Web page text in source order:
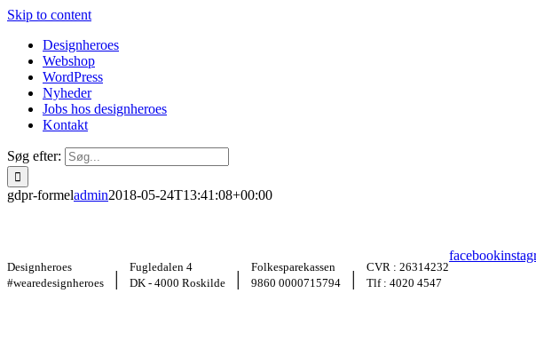
Skip to content
Designheroes
Webshop
WordPress
Nyheder
Jobs hos designheroes
Kontakt
Søg efter:
gdpr-formeladmin2018-05-24T13:41:08+00:00
Designheroes
#wearedesignheroes
|
Fugledalen 4
DK - 4000 Roskilde
|
Folkesparekassen
9860 0000715794
|
CVR : 26314232
Tlf : 4020 4547
facebook